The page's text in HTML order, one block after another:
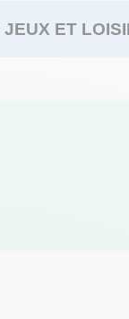
TOUS LES JEUX ET